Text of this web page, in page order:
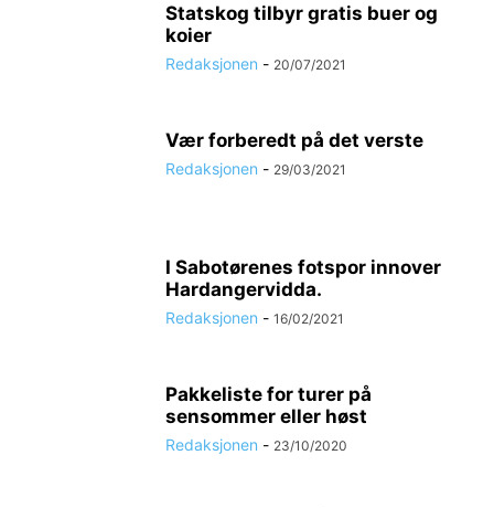
Statskog tilbyr gratis buer og
koier
Redaksjonen - 20/07/2021
Vær forberedt på det verste
Redaksjonen - 29/03/2021
I Sabotørenes fotspor innover
Hardangervidda.
Redaksjonen - 16/02/2021
Pakkeliste for turer på
sensommer eller høst
Redaksjonen - 23/10/2020